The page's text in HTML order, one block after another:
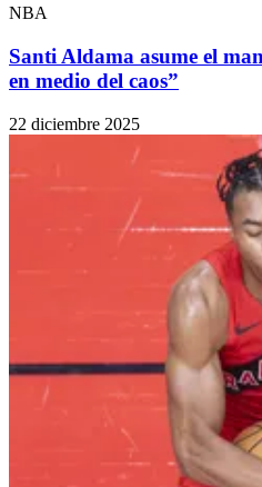
NBA
Santi Aldama asume el
en medio del caos”
22 diciembre 2025